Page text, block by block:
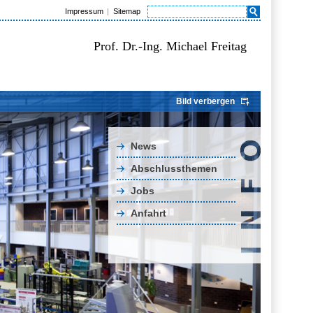
Impressum Sitemap
Prof. Dr.-Ing. Michael Freitag
Bild verbergen
News
Abschlussthemen
Jobs
Anfahrt